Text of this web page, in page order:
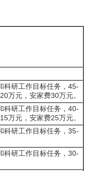
科研工作目标任务，45-
万元，安家费30万元。
科研工作目标任务，40-
万元，安家费25万元。
科研工作目标任务，35-
科研工作目标任务，30-